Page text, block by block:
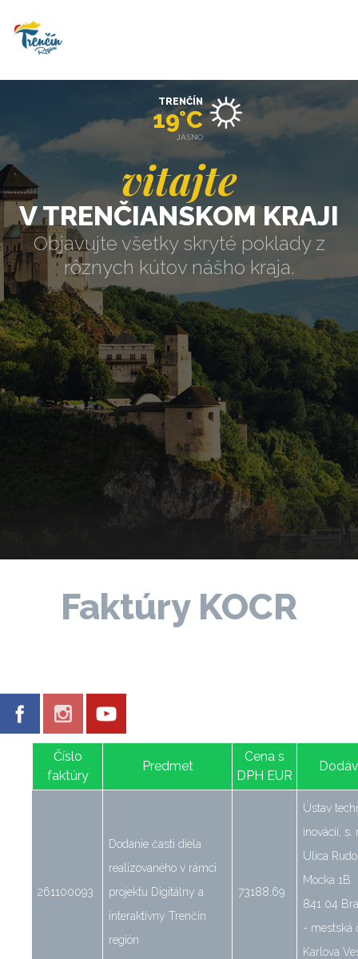
vitajte
V TRENČIANSKOM KRAJI
Objavujte všetky skryté poklady z
rôznych kútov nášho kraja.
TRENČÍN
19°C
JASNO
Faktúry KOCR
Číslo
faktúry
Predmet
Cena s
DPH EUR
261100093
Dodanie časti diela
realizovaného v rámci
projektu Digitálny a
interaktívny Trenčín
región
73188,69
Ústav
inovácií, s.
Ulica
Mocka 1B
841 04
- mestská
Karlova